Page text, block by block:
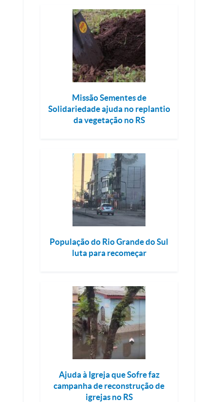
Missão Sementes de
Solidariedade ajuda no replantio
da vegetação no RS
População do Rio Grande do Sul
luta para recomeçar
Ajuda à Igreja que Sofre faz
campanha de reconstrução de
igrejas no RS